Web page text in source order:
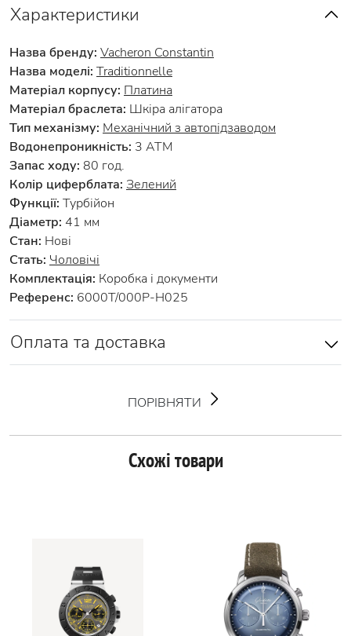
Характеристики
Назва бренду: Vacheron Constantin
Назва моделі: Traditionnelle
Матеріал корпусу: Платина
Матеріал браслета: Шкіра алігатора
Тип механізму: Механічний з автопідзаводом
Водонепроникність: 3 АТМ
Запас ходу: 80 год.
Колір циферблата: Зелений
Функції: Турбійон
Діаметр: 41 мм
Стан: Нові
Стать: Чоловічі
Комплектація: Коробка і документи
Референс: 6000T/000P-H025
Оплата та доставка
ПОРІВНЯТИ
Схожі товари